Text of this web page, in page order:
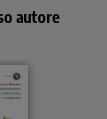
autore